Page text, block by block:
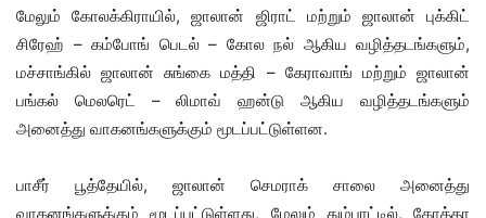
மேலும் கோலக்கிராயில், ஜாலான் ஜிராட் மற்றும் ஜாலான் புக்கிட்
சிரேஹ் – கம்போங் பெடல் – கோல நல் ஆகிய வழித்தடங்களும்,
மச்சாங்கில் ஜாலான் சுங்கை மத்தி – கேராவாங் மற்றும் ஜாலான்
பங்கல் மெலரெட் – லிமாவ் ஹன்டு ஆகிய வழித்தடங்களும்
அனைத்து வாகனங்களுக்கும் மூடப்பட்டுள்ளன.
பாசீர் பூத்தேயில், ஜாலான் செமராக் சாலை அனைத்து
வாகனங்களுக்கும் மூடப்பட்டுள்ளது, மேலும் தும்பாட்டில், கோத்தா